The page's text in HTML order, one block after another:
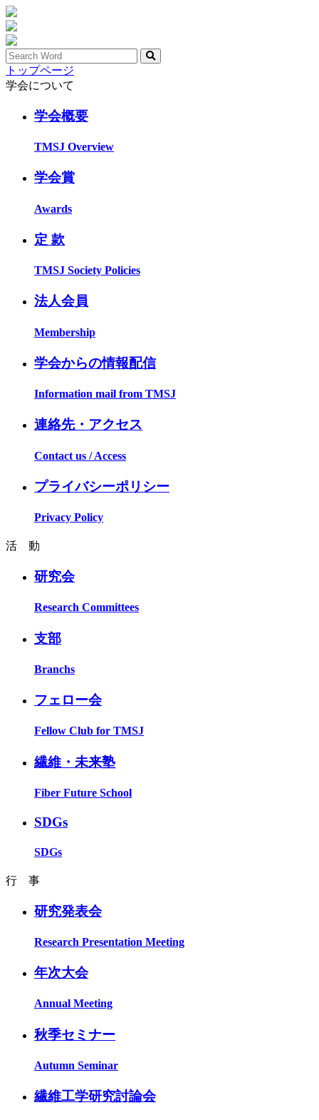
トップページ
学会について
学会概要
TMSJ Overview
学会賞
Awards
定 款
TMSJ Society Policies
法人会員
Membership
学会からの情報配信
Information mail from TMSJ
連絡先・アクセス
Contact us / Access
プライバシーポリシー
Privacy Policy
活 動
研究会
Research Committees
支部
Branchs
フェロー会
Fellow Club for TMSJ
繊維・未来塾
Fiber Future School
SDGs
SDGs
行 事
研究発表会
Research Presentation Meeting
年次大会
Annual Meeting
秋季セミナー
Autumn Seminar
繊維工学研究討論会